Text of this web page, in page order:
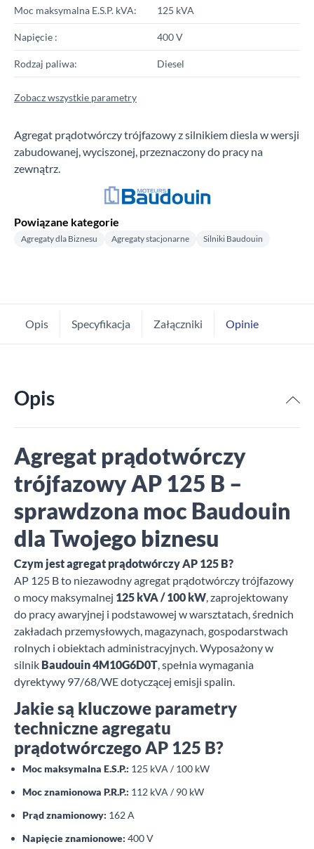
Moc maksymalna E.S.P. kVA: 125 kVA
Napięcie : 400 V
Rodzaj paliwa: Diesel
Zobacz wszystkie parametry
Agregat prądotwórczy trójfazowy z silnikiem diesla w wersji
zabudowanej, wyciszonej, przeznaczony do pracy na
zewnątrz.
Powiązane kategorie
Agregaty dla Biznesu Agregaty stacjonarne Silniki Baudouin
Opis Specyfikacja Załączniki Opinie
Opis
Agregat prądotwórczy
trójfazowy AP 125 B –
sprawdzona moc Baudouin
dla Twojego biznesu
Czym jest agregat prądotwórczy AP 125 B?
AP 125 B to niezawodny agregat prądotwórczy trójfazowy
o mocy maksymalnej 125 kVA / 100 kW, zaprojektowany
do pracy awaryjnej i podstawowej w warsztatach, średnich
zakładach przemysłowych, magazynach, gospodarstwach
rolnych i obiektach administracyjnych. Wyposażony w
silnik Baudouin 4M10G6D0T, spełnia wymagania
dyrektywy 97/68/WE dotyczącej emisji spalin.
Jakie są kluczowe parametry
techniczne agregatu
prądotwórczego AP 125 B?
Moc maksymalna E.S.P.: 125 kVA / 100 kW
Moc znamionowa P.R.P.: 112 kVA / 90 kW
Prąd znamionowy: 162 A
Napięcie znamionowe: 400 V